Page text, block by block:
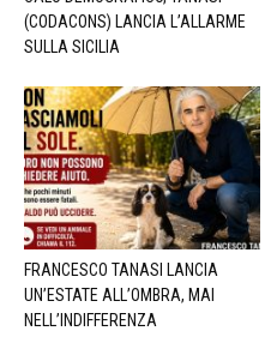
(CODACONS) LANCIA L’ALLARME
SULLA SICILIA
FRANCESCO TANASI LANCIA
UN’ESTATE ALL’OMBRA, MAI
NELL’INDIFFERENZA